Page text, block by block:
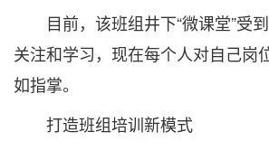
目前，该班组井下“微课堂”受
关注和学习，现在每个人对自己岗
如指掌。
打造班组培训新模式